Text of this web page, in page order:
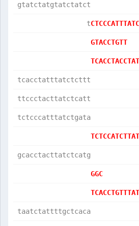
gtatctatgtatctatct
                 t
tcacctatttatctcttt
ttccctacttatctcatt
tctcccatttatctgata
gcacctacttatctcatg
taatctattttgctcaca